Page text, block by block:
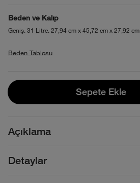
Beden ve Kalıp
Geniş. 31 Litre. 27,94 cm x 45,72 cm x 27,92 cm
Beden Tablosu
Sepete Ekle
Sepete Ekle
Açıklama
Detaylar